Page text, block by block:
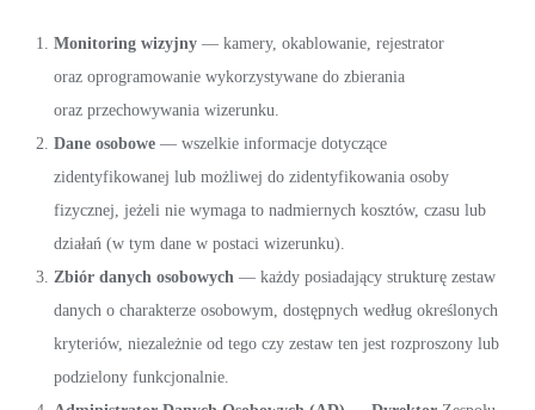
Monitoring wizyjny — kamery, okablowanie, rejestrator
oraz oprogramowanie wykorzystywane do zbierania
oraz przechowywania wizerunku.
Dane osobowe — wszelkie informacje dotyczące
zidentyfikowanej lub możliwej do zidentyfikowania osoby
fizycznej, jeżeli nie wymaga to nadmiernych kosztów, czasu lub
działań (w tym dane w postaci wizerunku).
Zbiór danych osobowych — każdy posiadający strukturę zestaw
danych o charakterze osobowym, dostępnych według określonych
kryteriów, niezależnie od tego czy zestaw ten jest rozproszony lub
podzielony funkcjonalnie.